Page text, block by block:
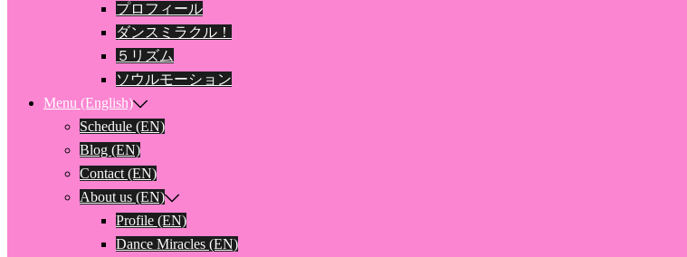
プロフィール
ダンスミラクル！
５リズム
ソウルモーション
Menu (English)
Schedule (EN)
Blog (EN)
Contact (EN)
About us (EN)
Profile (EN)
Dance Miracles (EN)